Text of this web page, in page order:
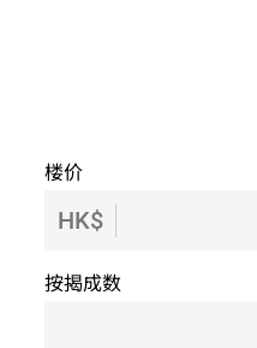
楼价
HK$
按揭成数